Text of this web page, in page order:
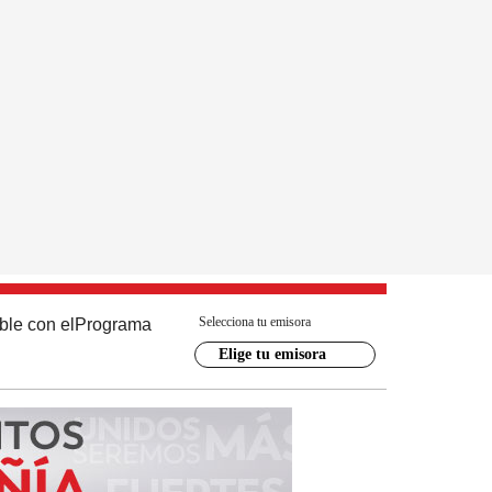
con el Programa Selecciona tu emisora
Elige tu emisora